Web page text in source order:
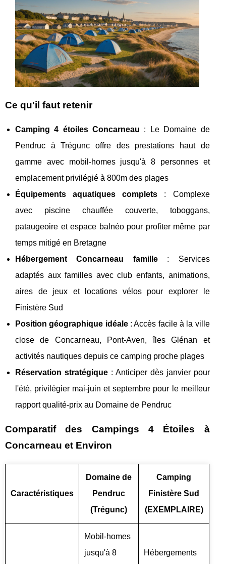
Ce qu'il faut retenir
Camping 4 étoiles Concarneau : Le Domaine de
Pendruc à Trégunc offre des prestations haut de
gamme avec mobil-homes jusqu'à 8 personnes et
emplacement privilégié à 800m des plages
Équipements aquatiques complets : Complexe
avec piscine chauffée couverte, toboggans,
pataugeoire et espace balnéo pour profiter même par
temps mitigé en Bretagne
Hébergement Concarneau famille: Services
adaptés aux familles avec club enfants, animations,
aires de jeux et locations vélos pour explorer le
Finistère Sud
Position géographique idéale: Accès facile à la ville
close de Concarneau, Pont-Aven, îles Glénan et
activités nautiques depuis ce camping proche plages
Réservation stratégique: Anticiper dès janvier pour
l'été, privilégier mai-juin et septembre pour le meilleur
rapport qualité-prix au Domaine de Pendruc
Comparatif des Campings 4 Étoiles à
Concarneau et Environ
Caractéristiques
Domaine de
Pendruc
(Trégunc)
Camping
Finistère Sud
(EXEMPLAIRE)
Mobil-homes
jusqu'à 8
Hébergements